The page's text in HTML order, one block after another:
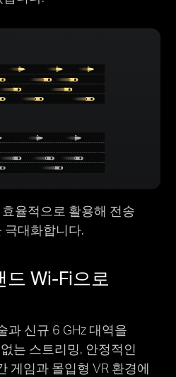
율적으로 활용해 전송
극대화합니다.
Wi-Fi으로
과 신규 6 GHz 대역을
는 스트리밍, 안정적인
게임과 몰입형 VR 환경에